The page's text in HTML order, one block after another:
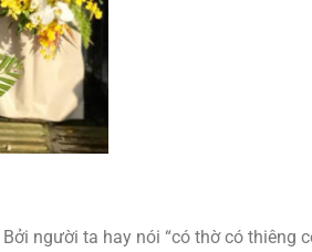
người ta hay nói “có thờ có thiêng